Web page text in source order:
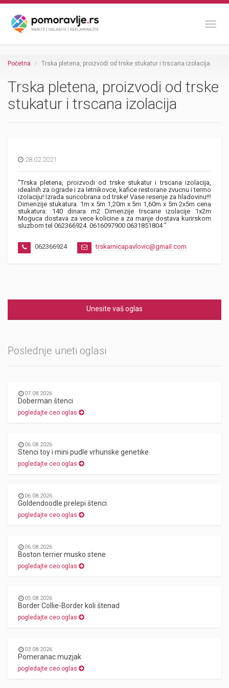
Početna Trska pletena, proizvodi od trske stukatur i trscana izolacija
Trska pletena, proizvodi od trske
stukatur i trscana izolacija
28.02.2021
"Trska pletena, proizvodi od trske stukatur i trscana izolacija,
idealnih za ograde i za letnikovce, kafice restorane zvucnu i termo
izolaciju! Izrada suncobrana od trske! Vase resenje za hladovinu!!!
Dimenzije stukatura. 1m x 5m 1,20m x 5m 1,60m x 5m 2x5m cena
stukatura: 140 dinara m2 Dimenzije trscane izolacije 1x2m
Moguca dostava za vece kolicine a za manje dostava kurirskom
sluzbom tel 062366924. 0616097900 0631851804 "
062366924 trskarnicapavlovic@gmail.com
Unesite vaš oglas
Poslednje uneti oglasi
07.08.2026
Doberman štenci
pogledajte ceo oglas
06.08.2026
Stenci toy i mini pudle vrhunske genetike
pogledajte ceo oglas
06.08.2026
Goldendoodle prelepi štenci
pogledajte ceo oglas
06.08.2026
Boston terrier musko stene
pogledajte ceo oglas
05.08.2026
Border Collie-Border koli štenad
pogledajte ceo oglas
03.08.2026
Pomeranac muzjak
pogledajte ceo oglas